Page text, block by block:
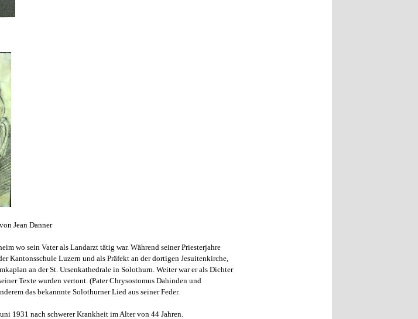
Jean Danner
wo sein Vater als Landarzt tätig war. Während seiner Priesterjahre
Kantonsschule Luzern und als Präfekt an der dortigen Jesuitenkirche,
an derSt. Ursenkathedrale in Solothurn. Weiter war er als Dichter
Texte wurden vertont. (Pater Chrysostomus Dahinden und
das bekannnte Solothurner Lied aus seiner Feder.
1931 nach schwerer Krankheit im Alter von 44 Jahren.